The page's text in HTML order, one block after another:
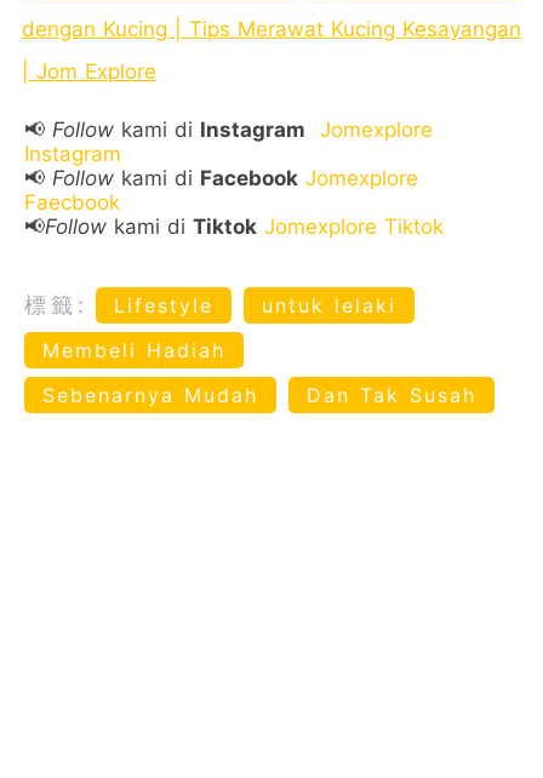
dengan Kucing | Tips Merawat Kucing Kesayangan
| Jom Explore
📢 Follow kami di Instagram
Jomexplore
Instagram
📢 Follow kami di Facebook Jomexplore
Faecbook
📢Follow kami di Tiktok Jomexplore Tiktok
標籤: Lifestyle
untuk lelaki
Membeli Hadiah
Sebenarnya Mudah
Dan Tak Susah